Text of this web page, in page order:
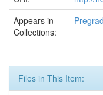
Appears in
Collections:
Files in This Item: